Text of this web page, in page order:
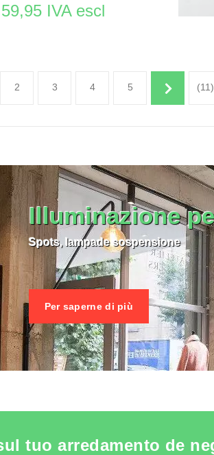
59,95 IVA escl
2 3 4 5 (11)
Illuminazione
Spots, lampade sospensione
Per saperne di più
tuo arredamento de